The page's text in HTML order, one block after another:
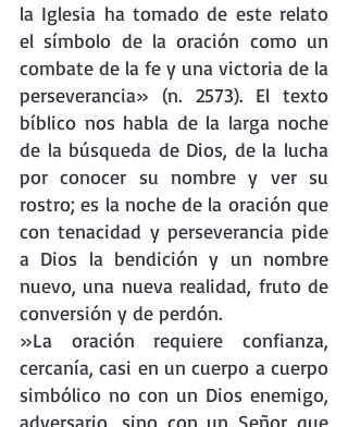
la Iglesia ha tomado de este relato
el símbolo de la oración como un
combate de la fe y una victoria de la
perseverancia» (n. 2573). El texto
bíblico nos habla de la larga noche
de la búsqueda de Dios, de la lucha
por conocer su nombre y ver su
rostro; es la noche de la oración que
con tenacidad y perseverancia pide
a Dios la bendición y un nombre
nuevo, una nueva realidad, fruto de
conversión y de perdón.
»La oración requiere confianza,
cercanía, casi en un cuerpo a cuerpo
simbólico no con un Dios enemigo,
adversario, sino con un Señor que